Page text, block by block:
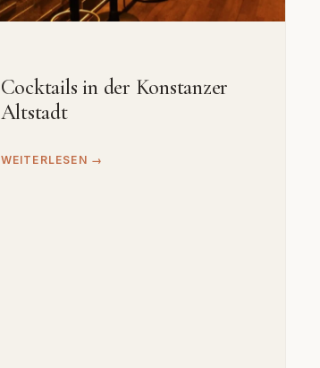
Cocktails in der Konstanzer
Altstadt
WEITERLESEN →